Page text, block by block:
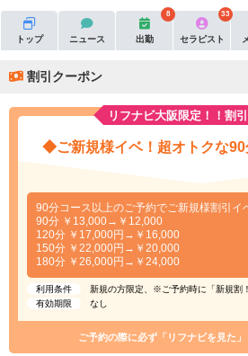
トップ ニュース 出勤
8
セラピスト
33
割引クーポン
リフナビ大阪限定！！割
◆ご新規様イベ！超オトクな
90分コース以上のご予約でご新規様割引イ
90分 ￥13,000→￥12,000
120分 ￥17,000円→￥16,000
150分 ￥22,000円→￥20,000
180分 ￥26,000円→￥24,000
利用条件
新規の方限定、※ご予約時に「新規割
有効期限
なし
ご予約の際に必ず「リフナビを見た